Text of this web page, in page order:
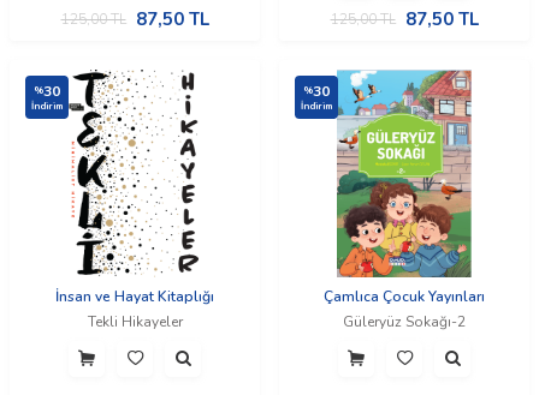
125,00TL 87,50TL 125,00TL 87,50TL
%30
İndirim
İnsan ve Hayat Kitaplığı
Tekli Hikayeler
%30
İndirim
Çamlıca Çocuk Yayınları
Güleryüz Sokağı-2